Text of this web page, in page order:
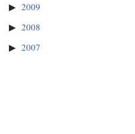
2009
2008
2007